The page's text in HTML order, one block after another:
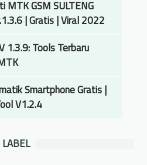
MTK GSM SULTENG
| Gratis | Viral 2022
1.3.9: Tools Terbaru
Smartphone Gratis |
V1.2.4
LABEL